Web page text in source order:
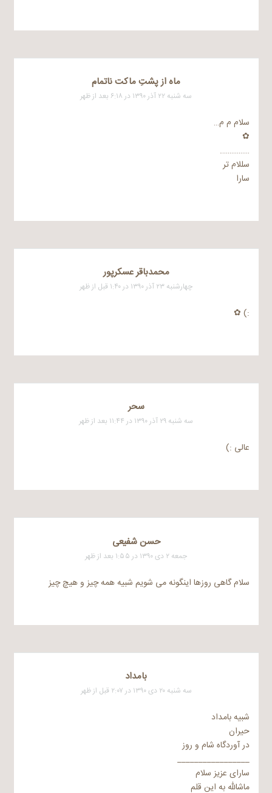
ماه از پشتِ ماکت ناتمام
سه شنبه ۲۲ آذر ۱۳۹۰ در ۶:۱۸ بعد از ظهر
سلام م م…
✿
…………….
سللام تر
سارا
محمدباقر عسکرپور
چهارشنبه ۲۳ آذر ۱۳۹۰ در ۱:۴۰ قبل از ظهر
:) ✿
سحر
سه شنبه ۲۹ آذر ۱۳۹۰ در ۱۱:۴۴ بعد از ظهر
عالی :)
حسن شفیعی
جمعه ۲ دی ۱۳۹۰ در ۱:۵۵ بعد از ظهر
سلام گاهی روزها اینگونه می شویم شبیه همه چیز و هیچ چیز
بامداد
سه شنبه ۲۰ دی ۱۳۹۰ در ۲:۰۷ قبل از ظهر
شبیه بامداد
حیران
در آوردگاه شام و روز
_________________
سارای عزیز سلام
ماشالله به این قلم